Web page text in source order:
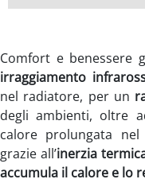
Comfort e benessere
irraggiamento
nel radiatore, per un
degli ambienti, oltre
calore prolungata
grazie all’inerzia
accumula il calore e lo